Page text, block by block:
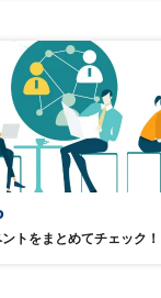
Industry Regulatory
Pharmacy
Manufacturing
Pharmaceuticals
トをまとめてチェック！